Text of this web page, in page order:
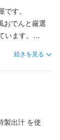
す。
おでんと厳選
ます。
続きを見る
製出汁 を使
なげること
でも 月給32
メージがあり
、無理なく
なげること
りが給与に
メージがあり
、無理なく
受験費用を
、オーダーを
何か」ぜひ